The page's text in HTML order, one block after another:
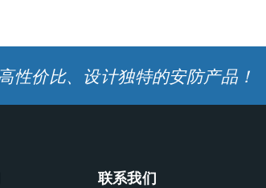
性价比、设计独特的安防产品！
联系我们